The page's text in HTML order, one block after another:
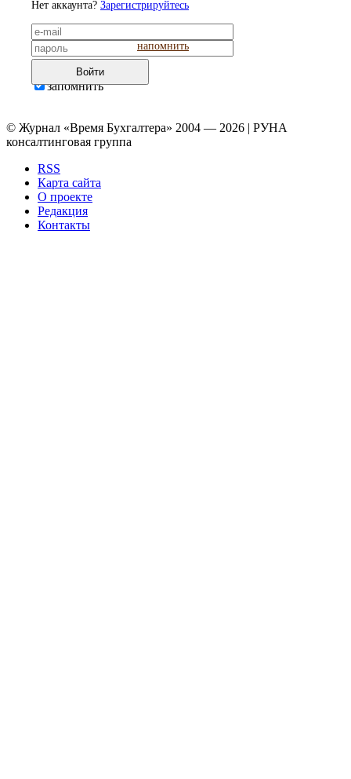
Нет аккаунта? Зарегистрируйтесь
напомнить
Войти
запомнить
© Журнал «Время Бухгалтера» 2004 — 2026 | РУНА
консалтинговая группа
RSS
Карта сайта
О проекте
Редакция
Контакты